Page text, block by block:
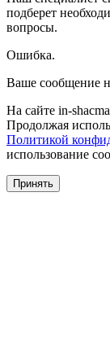
подберет
вопросы.
Ошибка.
Ваше сообщение
На сайте in-
Продолжая
Политикой
использование
Принять